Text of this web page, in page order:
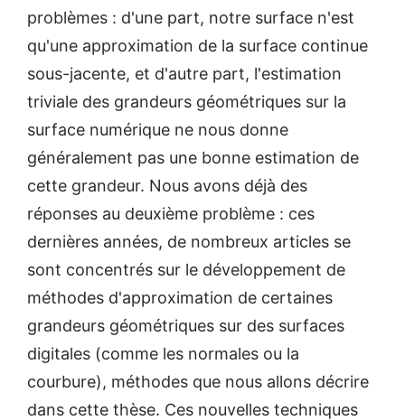
problèmes : d'une part, notre surface n'est
qu'une approximation de la surface continue
sous-jacente, et d'autre part, l'estimation
triviale des grandeurs géométriques sur la
surface numérique ne nous donne
généralement pas une bonne estimation de
cette grandeur. Nous avons déjà des
réponses au deuxième problème : ces
dernières années, de nombreux articles se
sont concentrés sur le développement de
méthodes d'approximation de certaines
grandeurs géométriques sur des surfaces
digitales (comme les normales ou la
courbure), méthodes que nous allons décrire
dans cette thèse. Ces nouvelles techniques